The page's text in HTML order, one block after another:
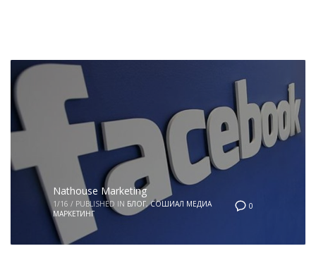
0
Nathouse Marketing
1/16 / PUBLISHED IN БЛОГ,СОШИАЛ МЕДИА
МАРКЕТИНГ